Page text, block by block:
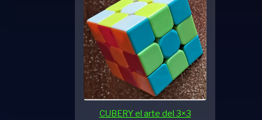
CUBERY el arte del 3×3